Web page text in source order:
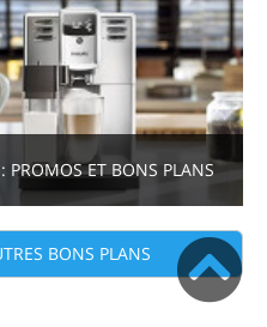
PROMOS ET BONS PLANS
BONS PLANS